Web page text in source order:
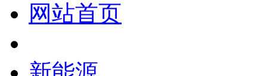
网站首页